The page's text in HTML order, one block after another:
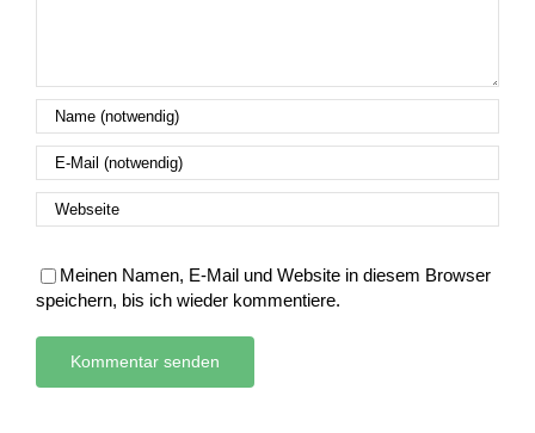
Meinen Namen, E-Mail und Website in diesem Browser
speichern, bis ich wieder kommentiere.